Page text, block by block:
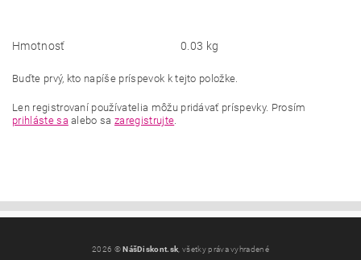
Hmotnosť 0.03 kg
Buďte prvý, kto napíše príspevok k tejto položke.
Len registrovaní používatelia môžu pridávať príspevky. Prosím
prihláste sa alebo sazaregistrujte.
2026 ©NášDiskont.sk , všetky práva vyhradené